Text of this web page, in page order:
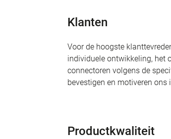
Klanten
Voor de hoogste
individuele ontwikkeling, het
connectoren volgens de
bevestigen en motiveren
Productkwaliteit